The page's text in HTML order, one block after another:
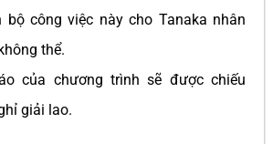
bộ công việc này cho Tanaka nhân
thể.
của chương trình sẽ được chiếu
giải lao.